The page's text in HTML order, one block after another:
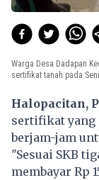
Warga Desa Dadapan
sertifikat tanah pada
Halopacitan,
sertifikat yang
berjam-jam
"Sesuai SKB
membayar Rp